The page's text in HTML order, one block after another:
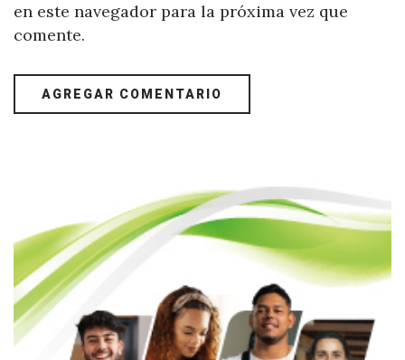
en este navegador para la próxima vez que
comente.